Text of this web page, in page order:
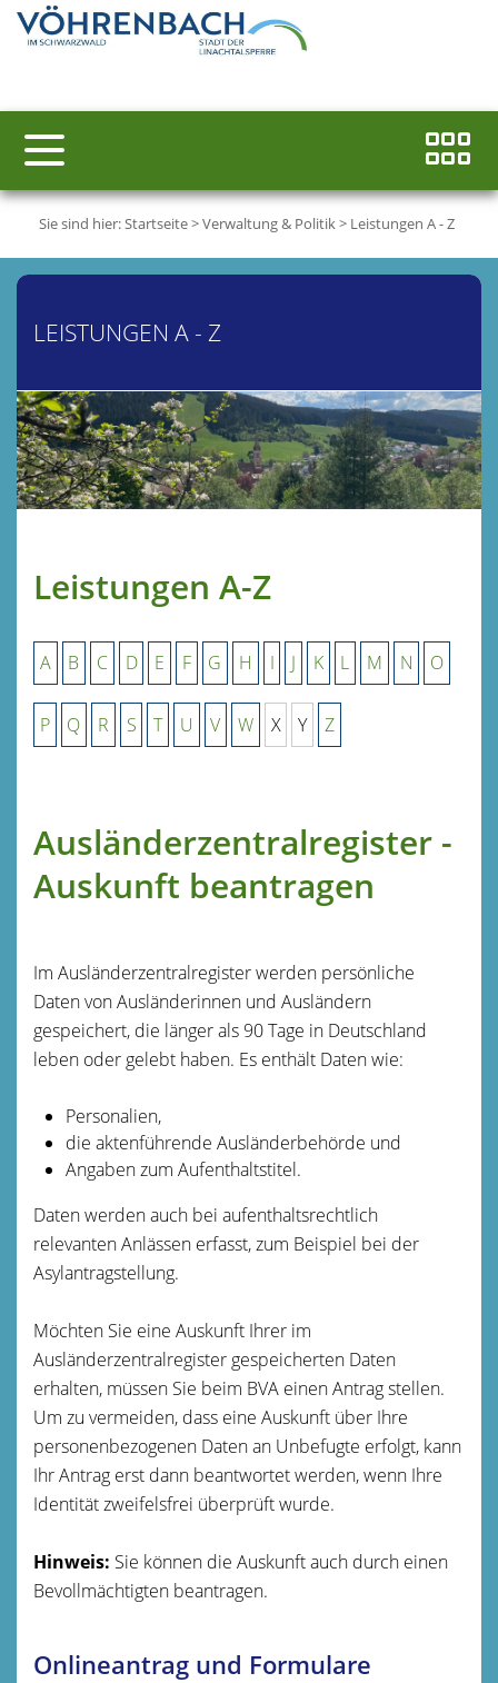
Sie sind hier:Startseite>Verwaltung & Politik> Leistungen A - Z
LEISTUNGEN A - Z
Leistungen A-Z
A B C D E F G H I J K L M N O
P Q R S T U V W X Y Z
Ausländerzentralregister -
Auskunft beantragen
Im Ausländerzentralregister werden persönliche
Daten von Ausländerinnen und Ausländern
gespeichert, die länger als 90 Tage in Deutschland
leben oder gelebt haben. Es enthält Daten wie:
Personalien,
die aktenführende Ausländerbehörde und
Angaben zum Aufenthaltstitel.
Daten werden auch bei aufenthaltsrechtlich
relevanten Anlässen erfasst, zum Beispiel bei der
Asylantragstellung.
Möchten Sie eine Auskunft Ihrer im
Ausländerzentralregister gespeicherten Daten
erhalten, müssen Sie beim BVA einen Antrag stellen.
Um zu vermeiden, dass eine Auskunft über Ihre
personenbezogenen Daten an Unbefugte erfolgt, kann
Ihr Antrag erst dann beantwortet werden, wenn Ihre
Identität zweifelsfrei überprüft wurde.
Hinweis: Sie können die Auskunft auch durch einen
Bevollmächtigten beantragen.
Onlineantrag und Formulare